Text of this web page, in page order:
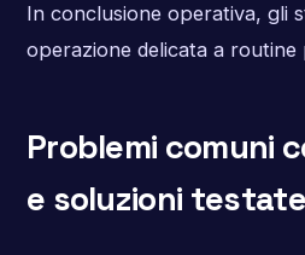
In conclusione operativa, gli
operazione delicata a routine
Problemi comuni
e soluzioni testate